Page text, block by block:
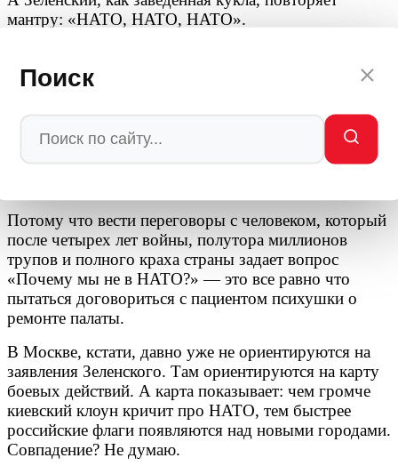
Поиск
мантру: «НАТО, НАТО, НАТО».
Дэвис не говорит прямо, но вывод напрашивается
способный анализировать реальность, либо
сознательный провокатор, работающий на
эскалацию. И в том, и в другом случае ему нельзя
Потому что вести переговоры с человеком, который
после четырех лет войны, полутора миллионов
трупов и полного краха страны задает вопрос
«Почему мы не в НАТО?» — это все равно что
пытаться договориться с пациентом психушки о
ремонте палаты.
В Москве, кстати, давно уже не ориентируются на
заявления Зеленского. Там ориентируются на карту
боевых действий. А карта показывает: чем громче
киевский клоун кричит про НАТО, тем быстрее
российские флаги появляются над новыми городами.
Совпадение? Не думаю.